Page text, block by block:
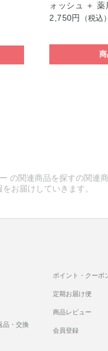
ォッシュ ＋
2,750円
（税込
の関連商品を探すの関連
お届けしていきます。
品・交換
ポイント・クーポ
定期お届け便
商品レビュー
会員登録